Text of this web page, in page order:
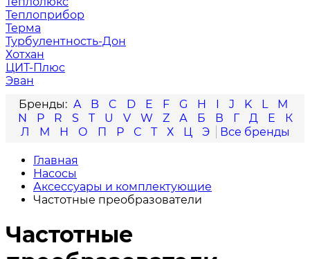
Теплоприбор
Терма
Турбулентность-Дон
Хотхан
ЦИТ-Плюс
Эван
A
B C D E F G H I J K L
M
N
P R S T U V W Z А Б В Г Д Е
К
Л
М Н О П Р С Т Х Ц Э
Главная
Насосы
Аксессуары и комплектующие
Частотные преобразователи
Частотные